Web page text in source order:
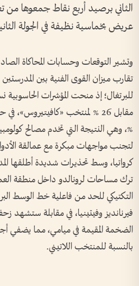
الثاني برصيد أربع نقاط جمعوها من
عريض بخماسية نظيفة في الجولة
وتشير التوقعات وحسابات المحاكاة
تقارب ميزان القوى الفنية بين
%، وهي النتيجة التي تخدم مصالح
لتجنب مواجهات مبكرة مع عمالقة
كرواتيا، وسط تحذيرات شديدة أطلقها
ترك مساحات لرونالدو داخل منطقة
التكتيكي للحد من فاعلية خط الوسط
فيرنانديز وفيتينيا، في مقابلة ستشهد
الضخمة المقيمة في ميامي، مما يضفي
بالنسبة للمنتخب اللاتيني.